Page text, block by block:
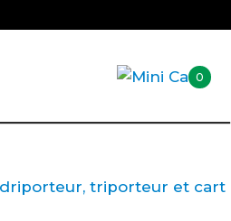
0
triporteur et cart